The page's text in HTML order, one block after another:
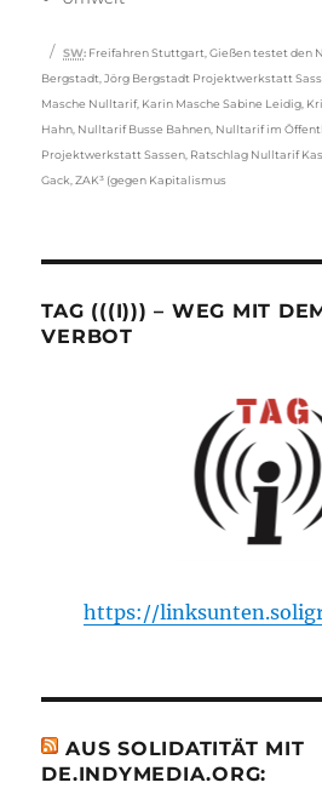
Schlagwörter
SW: Freifahren Stuttgart ,Gießen testet den
Bergstadt ,Jörg Bergstadt Projektwerkstatt
Masche Nulltarif, Karin Masche Sabine Leidig
Hahn Nulltarif Busse Bahnen Nulltarif im
Projektwerkstatt Sassen Ratschlag Nulltarif
Gack ,ZAK³ (gegen Kapitalismus
TAG (((I))) – WEG MIT
VERBOT
https://
AUS SOLIDATITÄT MIT
DE.INDYMEDIA.ORG: